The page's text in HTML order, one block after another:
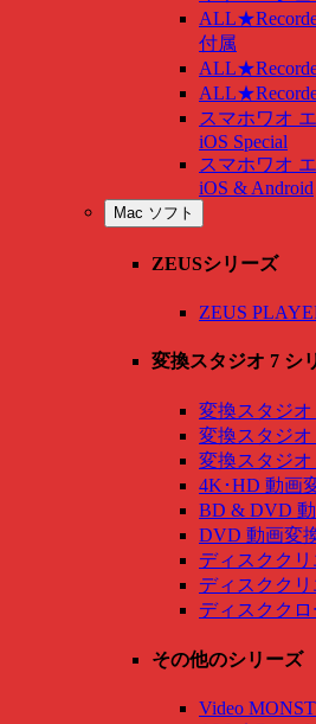
付属
スマホワオ
iOS Special
スマホワオ
iOS & Android
Mac ソフト
ZEUSシリーズ
ZEUS
変換スタジオ 7 シ
変換スタジオ
変換スタジオ
変換スタジ
4K･HD 動画
BD & DVD
DVD 動画変
ディスクク
ディスクク
ディスクク
その他のシリーズ
Video